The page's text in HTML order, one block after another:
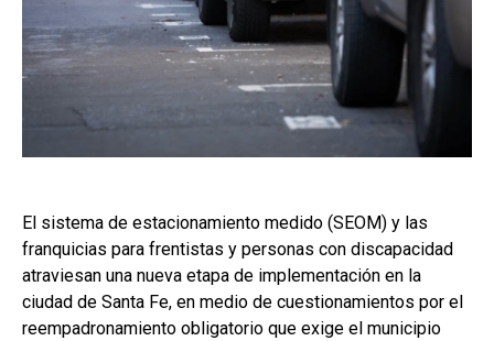
El sistema de estacionamiento medido (SEOM) y las
franquicias para frentistas y personas con discapacidad
atraviesan una nueva etapa de implementación en la
ciudad de Santa Fe, en medio de cuestionamientos por el
reempadronamiento obligatorio que exige el municipio